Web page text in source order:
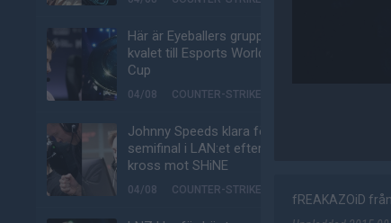
Här är Eyeballers grupp i
kvalet till Esports World
Cup
04/08 COUNTER-STRIKE
Johnny Speeds klara för
semifinal i LAN:et efter
kross mot SHiNE
04/08 COUNTER-STRIKE
fREAKAZOiD